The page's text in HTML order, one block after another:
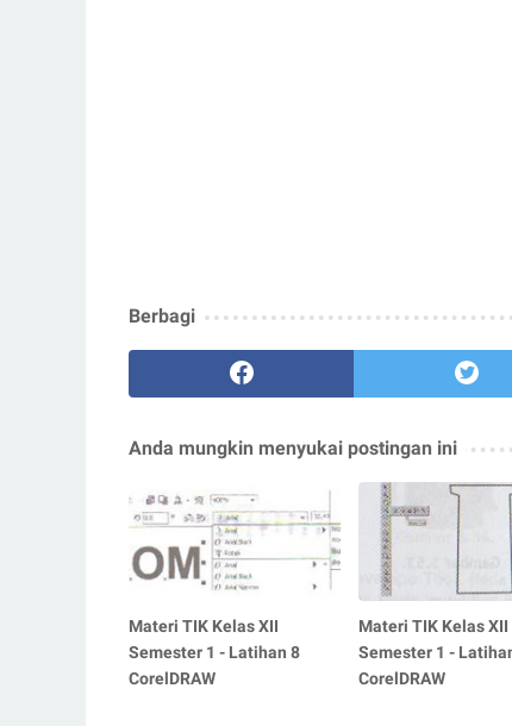
Berbagi
Anda mungkin menyukai postingan ini
Materi TIK Kelas XII
Semester 1 - Latihan 8
CorelDRAW
Materi TIK Kelas XII
Semester 1 -
CorelDRAW